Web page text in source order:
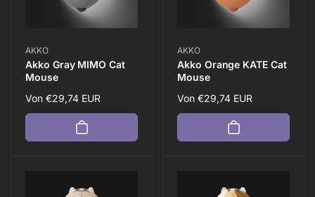
Anbieter:
AKKO
Akko Gray MIMO Cat
Mouse
Normaler
Preis
Von €29,74 EUR
Anbieter:
AKKO
Akko Orange KATE Cat
Mouse
Normaler
Preis
Von €29,74 EUR